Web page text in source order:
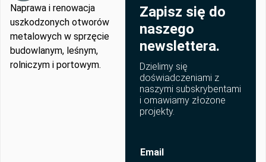
Naprawa i renowacja
uszkodzonych otworów
metalowych w sprzęcie
budowlanym, leśnym,
rolniczym i portowym.
Zapisz się do
naszego
newslettera.
Dzielimy się
doświadczeniami z
naszymi subskrybentami
i omawiamy złożone
projekty.
Email